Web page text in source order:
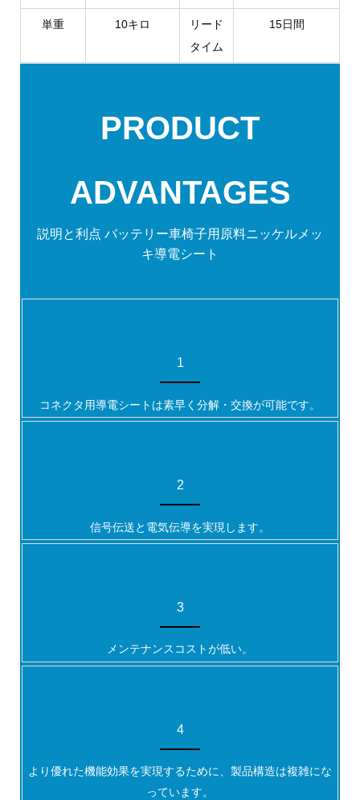
単重 10キロ
リード
タイム
15日間
PRODUCT
ADVANTAGES
説明と利点 バッテリー車椅子用原料ニッケルメッ
キ導電シート
1
コネクタ用導電シートは素早く分解・交換が可能です。
2
信号伝送と電気伝導を実現します。
3
メンテナンスコストが低い。
4
より優れた機能効果を実現するために、製品構造は複雑にな
っています。